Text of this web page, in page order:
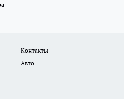
Контакты
Авто